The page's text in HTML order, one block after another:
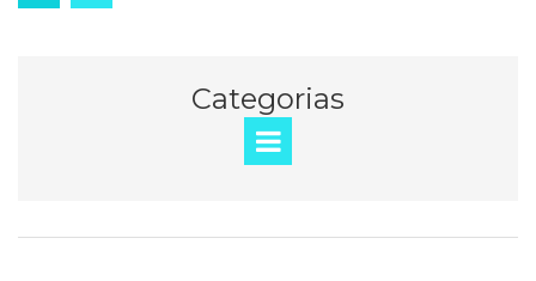
Categorias